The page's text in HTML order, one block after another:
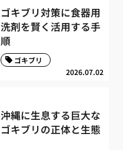
ゴキブリ対策に食器用
洗剤を賢く活用する手
順
2026.07.02
ゴキブリ
沖縄に生息する巨大な
ゴキブリの正体と生態